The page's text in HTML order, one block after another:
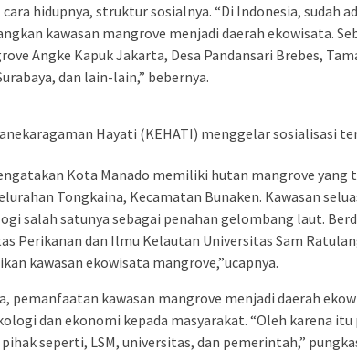
cara hidupnya, struktur sosialnya. “Di Indonesia, sudah
kawasan mangrove menjadi daerah ekowisata.
Angke Kapuk Jakarta, Desa Pandansari Brebes,
dan lain-lain,” bebernya.
Hayati (KEHATI) menggelar sosialisasi
Kota Manado memiliki hutan mangrove yang
Tongkaina, Kecamatan Bunaken. Kawasan
salah satunya sebagai penahan gelombang laut.
Perikanan dan Ilmu Kelautan Universitas Sam
kawasan ekowisata mangrove,”ucapnya.
pemanfaatan kawasan mangrove menjadi daerah
dan ekonomi kepada masyarakat. “Oleh karena
seperti, LSM, universitas, dan pemerintah,”